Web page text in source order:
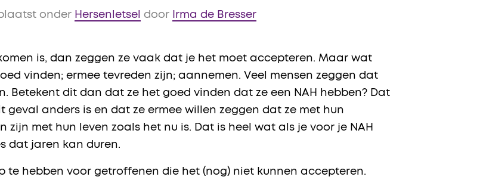
onder Hersenletsel door Irma de Bresser
is, dan zeggen ze vaak dat je het moet accepteren. Maar wat
vinden; ermee tevreden zijn; aannemen. Veel mensen zeggen dat
Betekent dit dan dat ze het goed vinden dat ze een NAH hebben? Dat
geval anders is en dat ze ermee willen zeggen dat ze met hun
met hun leven zoals het nu is. Dat is heel wat als je voor je NAH
dat jaren kan duren.
te hebben voor getroffenen die het (nog) niet kunnen accepteren.